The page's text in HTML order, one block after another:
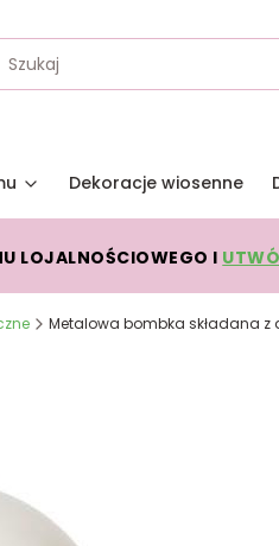
Dekoracje wiosenne
LOJALNOŚCIOWEGO I
Metalowa bombka składana z